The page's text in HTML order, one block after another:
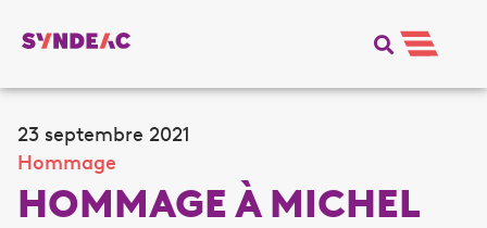
23 septembre 2021
Hommage
HOMMAGE À MICHEL